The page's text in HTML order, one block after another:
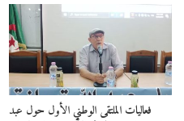
فعاليات الملتقى الوطني الأول حول عبد